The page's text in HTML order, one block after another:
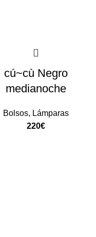
cú~cù Negro
medianoche
Bolsos, Lámparas
220€